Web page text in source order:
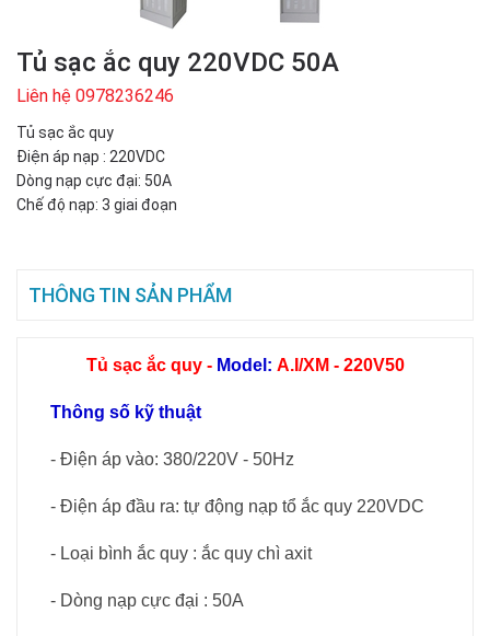
Tủ sạc ắc quy 220VDC 50A
Liên hệ 0978236246
Tủ sạc ắc quy
Điện áp nạp : 220VDC
Dòng nạp cực đại: 50A
Chế độ nạp: 3 giai đoạn
THÔNG TIN SẢN PHẨM
Tủ sạc ắc quy - Model: A.I/XM - 220V50
Thông số kỹ thuật
- Điện áp vào: 380/220V - 50Hz
- Điện áp đầu ra: tự động nạp tổ ắc quy 220VDC
- Loại bình ắc quy : ắc quy chì axit
- Dòng nạp cực đại : 50A